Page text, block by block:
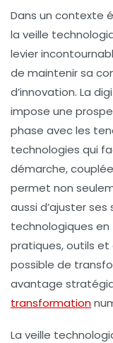
Dans un contexte
la veille
levier
de maintenir sa
d’innovation. La
impose une
phase avec les
technologies qui
démarche,
permet non
aussi d’ajuster
technologiques
pratiques, outils et
possible de
avantage
transformation
La veille